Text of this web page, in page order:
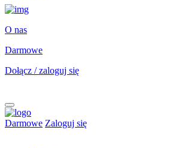
O nas
Darmowe
Dołącz / zaloguj się
Darmowe Zaloguj się